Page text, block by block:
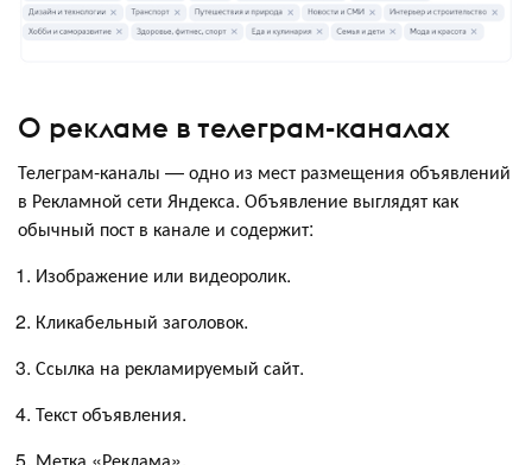
О рекламе в телеграм-каналах
Телеграм-каналы — одно из мест размещения объявлений
в Рекламной сети Яндекса. Объявление выглядят как
обычный пост в канале и содержит:
Изображение или видеоролик.
Кликабельный заголовок.
Ссылка на рекламируемый сайт.
Текст объявления.
Метка «Реклама».